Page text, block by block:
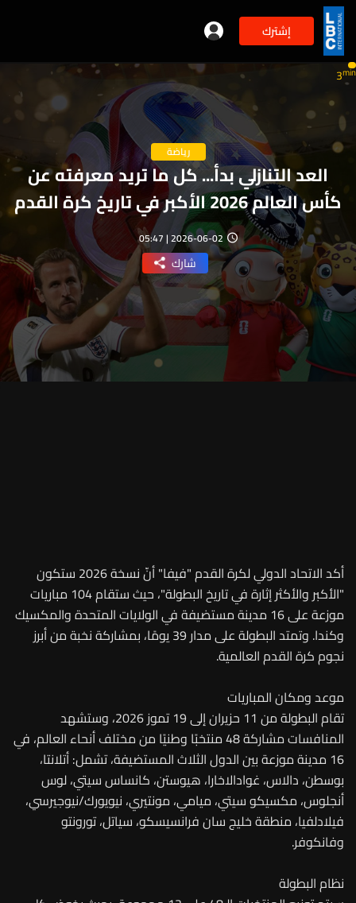
إشترك
رياضة
العد التنازلي بدأ... كل ما تريد معرفته عن
كأس العالم 2026 الأكبر في تاريخ كرة القدم
2026-06-02 | 05:47
شارك
3min
أكد الاتحاد الدولي لكرة القدم "فيفا" أنّ نسخة 2026 ستكون
"الأكبر والأكثر إثارة في تاريخ البطولة"، حيث ستقام 104 مباريات
موزعة على 16 مدينة مستضيفة في الولايات المتحدة والمكسيك
وكندا. وتمتد البطولة على مدار 39 يومًا، بمشاركة نخبة من أبرز
نجوم كرة القدم العالمية.
موعد ومكان المباريات
تقام البطولة من 11 حزيران إلى 19 تموز 2026، وستشهد
المنافسات مشاركة 48 منتخبًا وطنيًا من مختلف أنحاء العالم، في
16 مدينة موزعة بين الدول الثلاث المستضيفة، تشمل: أتلانتا،
بوسطن، دالاس، غوادالاخارا، هيوستن، كانساس سيتي، لوس
أنجلوس، مكسيكو سيتي، ميامي، مونتيري، نيويورك/نيوجيرسي،
فيلادلفيا، منطقة خليج سان فرانسيسكو، سياتل، تورونتو
وفانكوفر.
نظام البطولة